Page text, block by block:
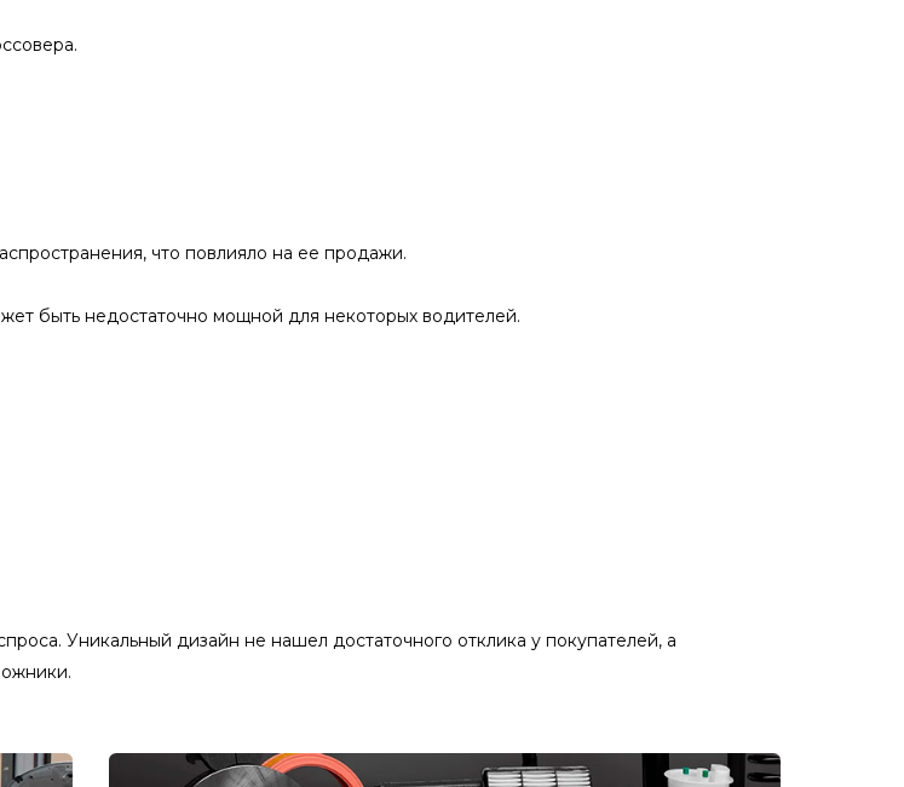
что повлияло на ее продажи.
быть недостаточно мощной для некоторых водителей.
Уникальный дизайн не нашел достаточного отклика у покупателей, а